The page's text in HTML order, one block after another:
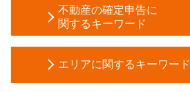
個人事業主 税務調査
所有権移転登記 費用
公正証書遺言 効力
相続税 遺留分
不動産 信託
任意後見 登記事項証明書
贈与税 マンション
株式会社 資本金
会社設立 流れ
税務調査 時期
補助金 助成金 違い
不動産の確定申告に
関するキーワード
譲渡所得 確定申告 不要
エリアに関するキーワード